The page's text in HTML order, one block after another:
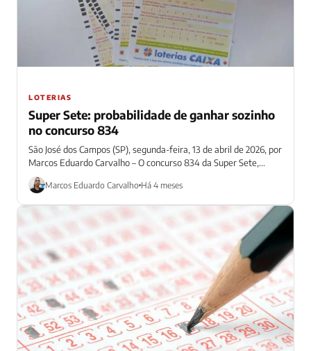
LOTERIAS
Super Sete: probabilidade de ganhar sozinho
no concurso 834
São José dos Campos (SP), segunda-feira, 13 de abril de 2026, por
Marcos Eduardo Carvalho – O concurso 834 da Super Sete,...
Marcos Eduardo Carvalho Há 4 meses